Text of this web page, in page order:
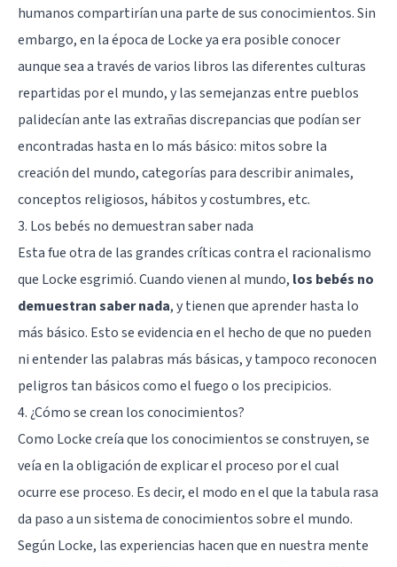
humanos compartirían una parte de sus conocimientos. Sin
embargo, en la época de Locke ya era posible conocer
aunque sea a través de varios libros las diferentes culturas
repartidas por el mundo, y las semejanzas entre pueblos
palidecían ante las extrañas discrepancias que podían ser
encontradas hasta en lo más básico: mitos sobre la
creación del mundo, categorías para describir animales,
conceptos religiosos, hábitos y costumbres, etc.
3. Los bebés no demuestran saber nada
Esta fue otra de las grandes críticas contra el racionalismo
que Locke esgrimió. Cuando vienen al mundo, los bebés no
demuestran saber nada, y tienen que aprender hasta lo
más básico. Esto se evidencia en el hecho de que no pueden
ni entender las palabras más básicas, y tampoco reconocen
peligros tan básicos como el fuego o los precipicios.
4. ¿Cómo se crean los conocimientos?
Como Locke creía que los conocimientos se construyen, se
veía en la obligación de explicar el proceso por el cual
ocurre ese proceso. Es decir, el modo en el que la tabula rasa
da paso a un sistema de conocimientos sobre el mundo.
Según Locke, las experiencias hacen que en nuestra mente